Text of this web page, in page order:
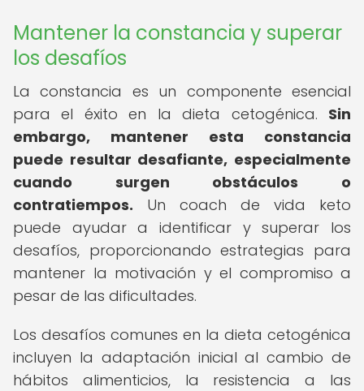
Mantener la constancia y superar
los desafíos
La constancia es un componente esencial
para el éxito en la dieta cetogénica. Sin
embargo, mantener esta constancia
puede resultar desafiante, especialmente
cuando surgen obstáculos o
contratiempos. Un coach de vida keto
puede ayudar a identificar y superar los
desafíos, proporcionando estrategias para
mantener la motivación y el compromiso a
pesar de las dificultades.
Los desafíos comunes en la dieta cetogénica
incluyen la adaptación inicial al cambio de
hábitos alimenticios, la resistencia a las